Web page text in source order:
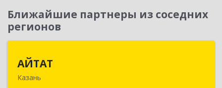
Ближайшие партнеры из соседних
регионов
АЙТАТ
Казань